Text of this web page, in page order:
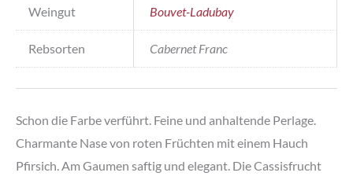
Weingut Bouvet-Ladubay
Rebsorten Cabernet Franc
Schon die Farbe verführt. Feine und anhaltende Perlage.
Charmante Nase von roten Früchten mit einem Hauch
Pfirsich. Am Gaumen saftig und elegant. Die Cassisfrucht